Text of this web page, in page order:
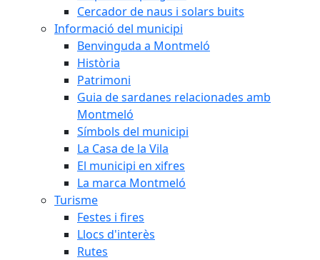
Cercador de naus i solars buits
Informació del municipi
Benvinguda a Montmeló
Història
Patrimoni
Guia de sardanes relacionades amb
Montmeló
Símbols del municipi
La Casa de la Vila
El municipi en xifres
La marca Montmeló
Turisme
Festes i fires
Llocs d'interès
Rutes